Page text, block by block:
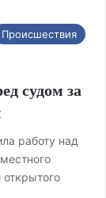
Происшествия
судом за
работу над